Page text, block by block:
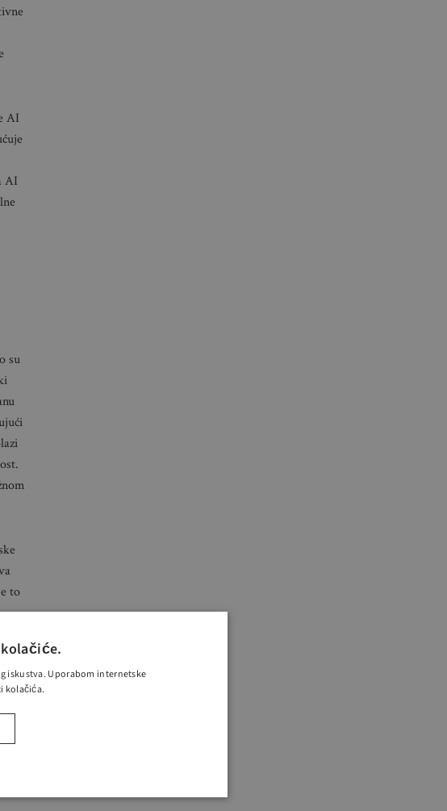
AI
AI
su
to
iskustva. Uporabom internetske
kolačića.